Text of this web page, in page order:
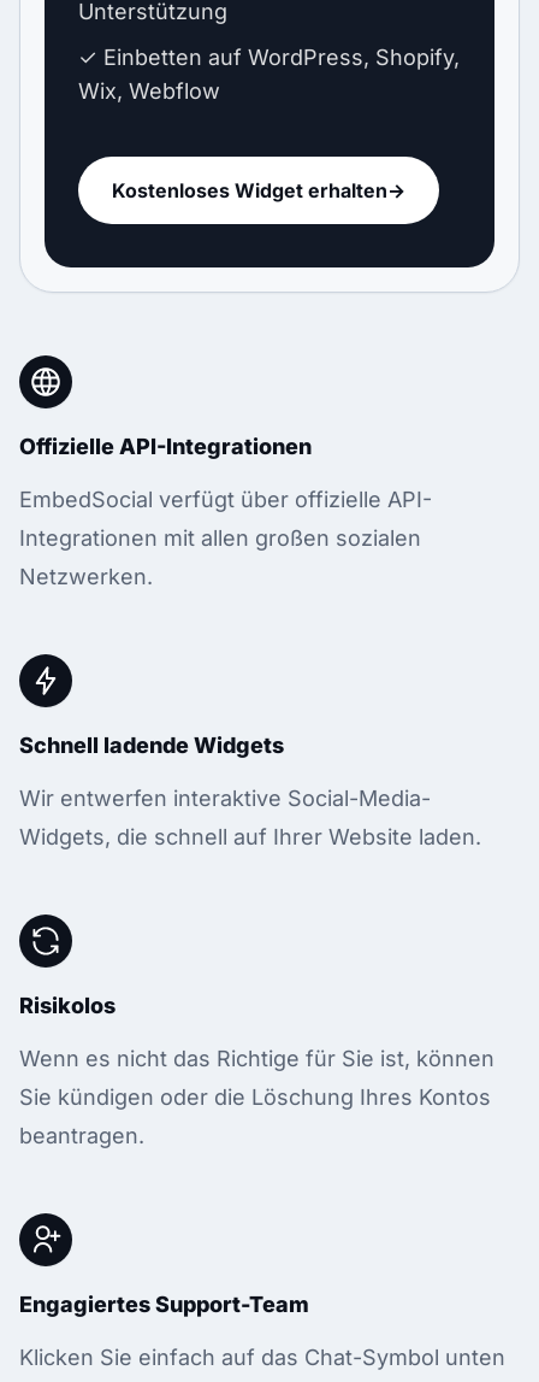
Unterstützung
✓ Einbetten auf WordPress, Shopify,
Wix, Webflow
Kostenloses Widget erhalten→
Offizielle API-Integrationen
EmbedSocial verfügt über offizielle API-
Integrationen mit allen großen sozialen
Netzwerken.
Schnell ladende Widgets
Wir entwerfen interaktive Social-Media-
Widgets, die schnell auf Ihrer Website laden.
Risikolos
Wenn es nicht das Richtige für Sie ist, können
Sie kündigen oder die Löschung Ihres Kontos
beantragen.
Engagiertes Support-Team
Klicken Sie einfach auf das Chat-Symbol unten